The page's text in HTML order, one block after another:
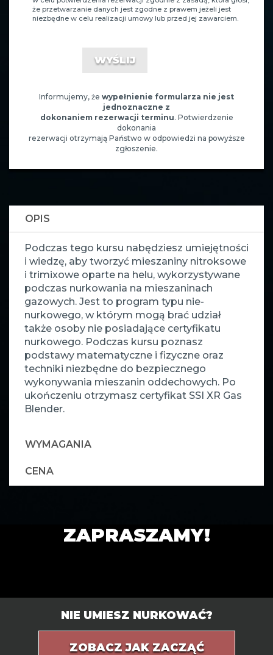
że przetwarzanie danych jest zgodne z prawem jeżeli jest
niezbędne w celu realizacji umowy lub przed jej zawarciem.
Informujemy, że wypełnienie formularza nie jest
jednoznaczne z
dokonaniem rezerwacji terminu. Potwierdzenie
dokonania
rezerwacji otrzymają Państwo w odpowiedzi na powyższe
zgłoszenie.
OPIS
Podczas tego kursu nabędziesz umiejętności
i wiedzę, aby tworzyć mieszaniny nitroksowe
i trimixowe oparte na helu, wykorzystywane
podczas nurkowania na mieszaninach
gazowych. Jest to program typu nie-
nurkowego, w którym mogą brać udział
także osoby nie posiadające certyfikatu
nurkowego. Podczas kursu poznasz
podstawy matematyczne i fizyczne oraz
techniki niezbędne do bezpiecznego
wykonywania mieszanin oddechowych. Po
ukończeniu otrzymasz certyfikat SSI XR Gas
Blender.
WYMAGANIA
CENA
ZAPRASZAMY!
NIE UMIESZ NURKOWAĆ?
ZOBACZ JAK ZACZĄĆ